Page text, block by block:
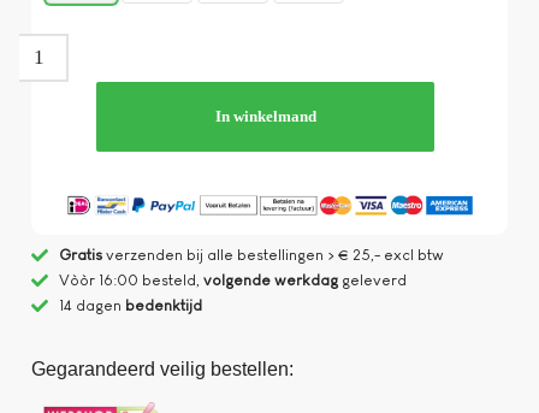
In winkelmand
Gratisverzenden bij alle bestellingen > € 25,- excl btw
Vòòr 16:00 besteld, volgende werkdaggeleverd
14 dagen bedenktijd
Gegarandeerd veilig bestellen: